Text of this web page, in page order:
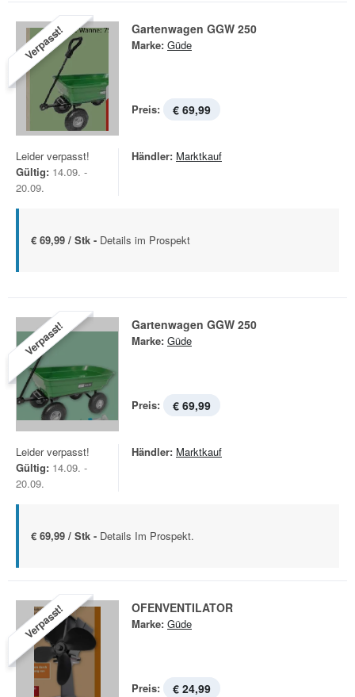
Verpasst! Gartenwagen GGW 250
Marke: Güde
Preis: € 69,99
Leider verpasst!
Gültig: 14.09. -
20.09.
Händler: Marktkauf
€ 69,99 / Stk - Details im Prospekt
Verpasst! Gartenwagen GGW 250
Marke: Güde
Preis: € 69,99
Leider verpasst!
Gültig: 14.09. -
20.09.
Händler: Marktkauf
€ 69,99 / Stk - Details Im Prospekt.
Verpasst! OFENVENTILATOR
Marke: Güde
Preis: € 24,99